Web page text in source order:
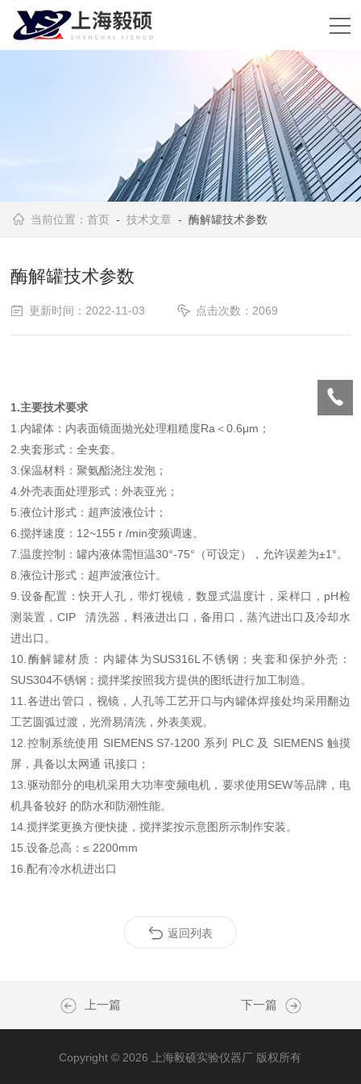
当前位置：首页 -技术文章 - 酶解罐技术参数
酶解罐技术参数
更新时间：2022-11-03 点击次数：2069
1.主要技术要求
1.内罐体：内表面镜面抛光处理粗糙度Ra＜0.6μm；
2.夹套形式：全夹套。
3.保温材料：聚氨酯浇注发泡；
4.外壳表面处理形式：外表亚光；
5.液位计形式：超声波液位计；
6.搅拌速度：12~155 r /min变频调速。
7.温度控制：罐内液体需恒温30°-75°（可设定），允许误差为±1°。
8.液位计形式：超声波液位计。
9.设备配置：快开人孔，带灯视镜，数显式温度计，采样口，pH检
测装置，CIP 清洗器，料液进出口，备用口，蒸汽进出口及冷却水
进出口。
10.酶解罐材质：内罐体为SUS316L不锈钢；夹套和保护外壳：
SUS304不锈钢；搅拌桨按照我方提供的图纸进行加工制造。
11.各进出管口，视镜，人孔等工艺开口与内罐体焊接处均采用翻边
工艺圆弧过渡，光滑易清洗 ，外表美观。
12.控制系统使用 SIEMENS S7-1200 系列 PLC 及 SIEMENS 触摸
屏，具备以太网通 讯接口；
13.驱动部分的电机采用大功率变频电机，要求使用SEW等品牌，电
机具备较好 的防水和防潮性能。
14.搅拌桨更换方便快捷，搅拌桨按示意图所示制作安装。
15.设备总高：≤ 2200mm
16.配有冷水机进出口
返回列表
上一篇 下一篇
Copyright © 2026 上海毅硕实验仪器厂 版权所有